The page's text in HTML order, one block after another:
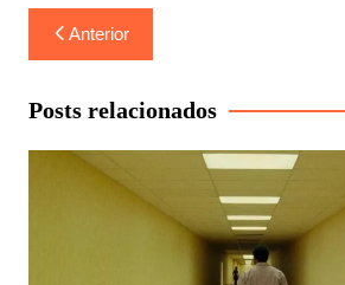
Navegação
de
Post
Anterior
Posts relacionados